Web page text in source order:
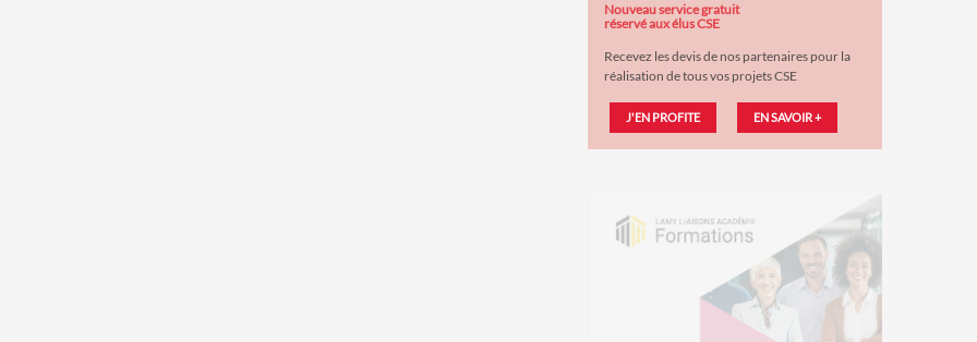
Nouveau service gratuit
réservé aux élus CSE
Recevez les devis de nos partenaires pour la
réalisation de tous vos projets CSE
J'EN PROFITE EN SAVOIR +